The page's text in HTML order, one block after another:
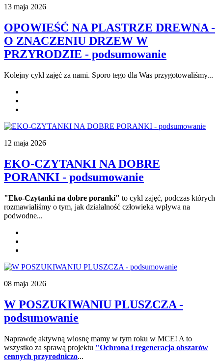
13 maja 2026
OPOWIEŚĆ NA PLASTRZE DREWNA -
O ZNACZENIU DRZEW W
PRZYRODZIE - podsumowanie
Kolejny cykl zajęć za nami. Sporo tego dla Was przygotowaliśmy...
12 maja 2026
EKO-CZYTANKI NA DOBRE
PORANKI - podsumowanie
"Eko-Czytanki na dobre poranki" to cykl zajęć, podczas których
rozmawialiśmy o tym, jak działalność człowieka wpływa na
podwodne...
08 maja 2026
W POSZUKIWANIU PLUSZCZA -
podsumowanie
Naprawdę aktywną wiosnę mamy w tym roku w MCE! A to
wszystko za sprawą projektu "Ochrona i regeneracja obszarów
cennych przyrodniczo...